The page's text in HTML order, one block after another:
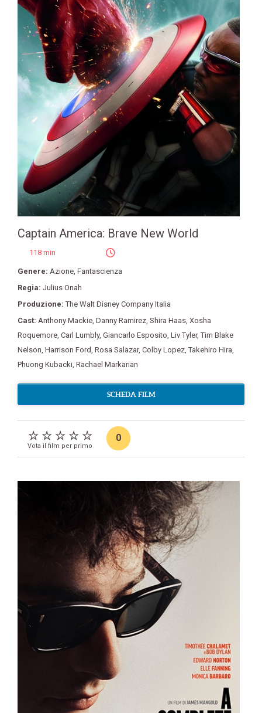
Captain America: Brave New World
118 min
Genere: Azione, Fantascienza
Regia: Julius Onah
Produzione:The Walt Disney Company Italia
Cast: Anthony Mackie, Danny Ramirez, Shira Haas, Xosha
Roquemore, Carl Lumbly, Giancarlo Esposito, Liv Tyler,Tim Blake
Nelson, Harrison Ford, Rosa Salazar, Colby Lopez,Takehiro Hira,
Phuong Kubacki, Rachael Markarian
SCHEDA FILM
Vota il film per primo
0